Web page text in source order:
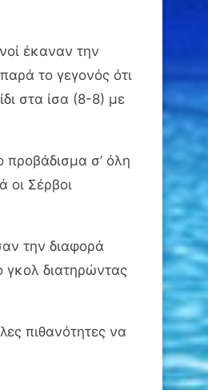
έκαναν την
το γεγονός ότι
στα ίσα (8-8) με
προβάδισμα σ’ όλη
οι Σέρβοι
την διαφορά
γκολ διατηρώντας
πιθανότητες να